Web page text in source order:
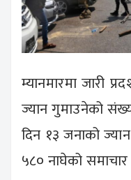
म्यानमारमा जारी
ज्यान गुमाउनेको
दिन १३ जनाको
५८० नाघेको